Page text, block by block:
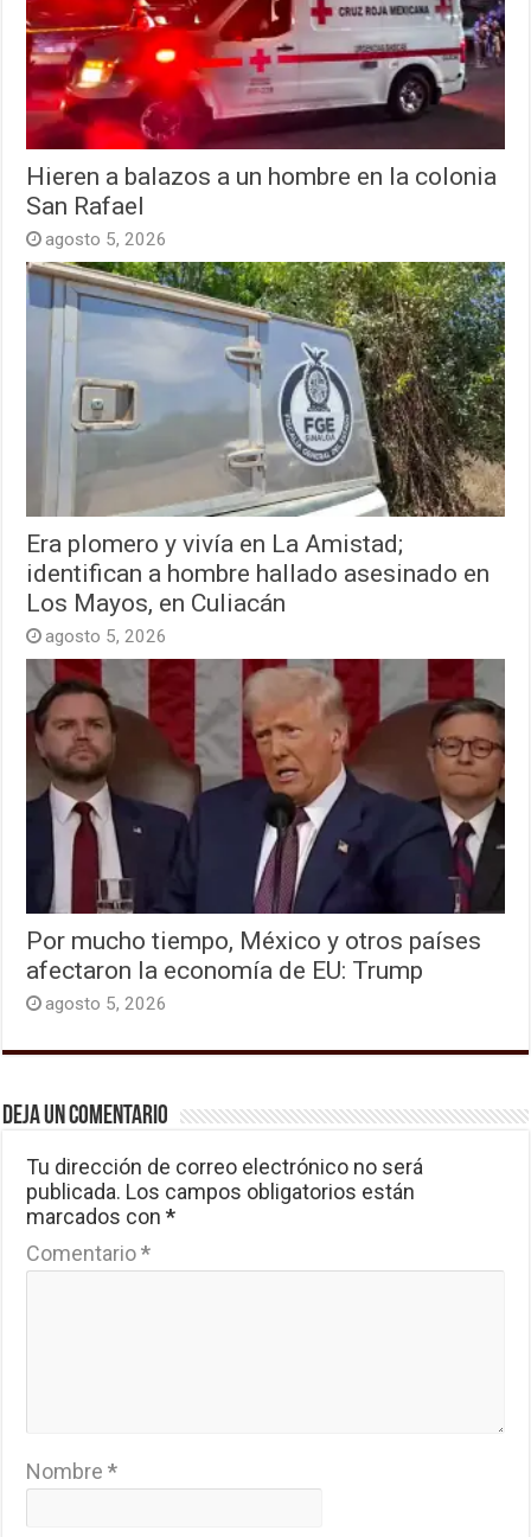
Hieren a balazos a un hombre en la colonia
San Rafael
agosto 5, 2026
Era plomero y vivía en La Amistad;
identifican a hombre hallado asesinado en
Los Mayos, en Culiacán
agosto 5, 2026
Por mucho tiempo, México y otros países
afectaron la economía de EU: Trump
agosto 5, 2026
Deja un comentario
Tu dirección de correo electrónico no será
publicada. Los campos obligatorios están
marcados con*
Comentario*
Nombre*